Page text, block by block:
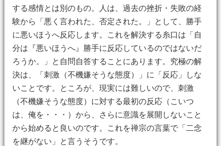
する感情とは別のもの。人は、過去の挫折・失敗の経
験から「悪く言われた、否定された。」として、勝手
に悪いほうへ反応します。これを解決する糸口は「自
分は『悪いほうへ』勝手に反応しているのではないだ
ろうか。」と自問自答することにあります。究極の解
決は、「刺激（不機嫌そうな態度）」に「反応」しな
いことです。ところが、現実には難しいので、刺激
（不機嫌そうな態度）に対する最初の反応（こいつ
は、俺を・・・）から、さらに意識を展開しないこと
から始めると良いのです。これを禅宗の言葉で「二念
を継がない」と言うそうです。